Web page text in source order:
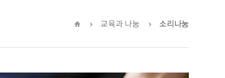
교육과 나눔 소리나눔